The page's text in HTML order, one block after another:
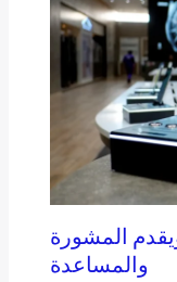
المشورة
والمساعدة